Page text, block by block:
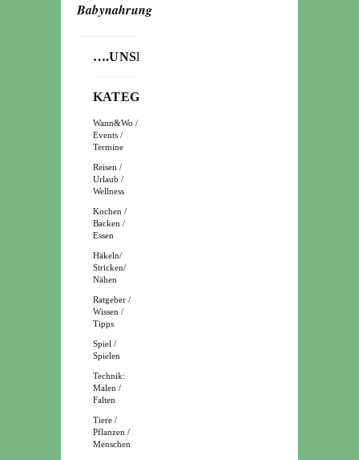
Babynahrung
….UNSERE
KATEGORIEN
Wann&Wo /
Events /
Termine
Reisen /
Urlaub /
Wellness
Kochen /
Backen /
Essen
Häkeln/
Stricken/
Nähen
Ratgeber /
Wissen /
Tipps
Spiel /
Spielen
Technik:
Malen /
Falten
Tiere /
Pflanzen /
Menschen